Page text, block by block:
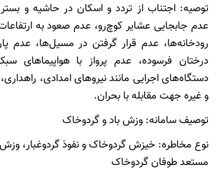
توصیه: اجتناب از تردد و اسکان در حاشیه و
عدم جابجایی عشایر کوچ‌رو، عدم صعود به
رودخانه‌ها، عدم قرار گرفتن در مسیل‌ها، عدم
درختان فرسوده، عدم پرواز با هواپیماهای
دستگاه‌های اجرایی مانند نیروهای امدادی،
و غیره جهت مقابله با بحران.
توصیف سامانه: وزش باد و گردوخاک
نوع مخاطره: خیزش گردوخاک و نفوذ گردوغبار،
مستعد طوفان گردوخاک